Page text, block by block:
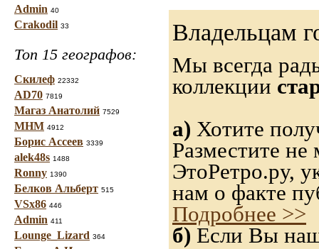
Admin 40
Crakodil 33
Топ 15 географов:
Скилеф 22332
AD70 7819
Магаз Анатолий 7529
МНМ 4912
Борис Ассеев 3339
alek48s 1488
Ronny 1390
Белков Альберт 515
VSx86 446
Admin 411
Lounge_Lizard 364
Владельцам
Мы всегда
коллекции
а) Хотите
Разместите
ЭтоРетро.ру,
нам о факте
Подробнее >>
б) Если Вы